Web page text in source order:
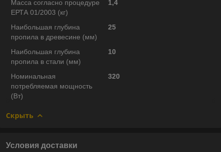
Масса согласно процедуре
ЕРТА 01/2003 (кг)
1,4
Наибольшая глубина
пропила в древесине (мм)
25
Наибольшая глубина
пропила в стали (мм)
10
Номинальная
потребляемая мощность
(Вт)
320
Скрыть
Условия доставки